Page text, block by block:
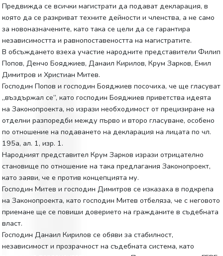
Предвижда се всички магистрати да подават декларация, в
която да се разкриват техните дейности и членства, а не само
за новоназначените, като така се цели да се гарантира
независимостта и равнопоставеността на магистратите.
В обсъждането взеха участие народните представители Филип
Попов, Денчо Бояджиев, Данаил Кирилов, Крум Зарков, Емил
Димитров и Христиан Митев.
Господин Попов и господин Бояджиев посочиха, че ще гласуват
„въздържал се”, като господин Бояджиев приветства идеята
на Законопроекта, но изрази необходимост от прецизиране на
отделни разпоредби между първо и второ гласуване, особено
по отношение на подаването на декларация на лицата по чл.
195а, ал. 1, изр. 1.
Народният представител Крум Зарков изрази отрицателно
становище по отношение на така предлагания Законопроект,
като заяви, че е против концепцията му.
Господин Митев и господин Димитров се изказаха в подкрепа
на Законопроекта, като господин Митев отбеляза, че с неговото
приемане ще се повиши доверието на гражданите в съдебната
власт.
Господин Данаил Кирилов се обяви за стабилност,
независимост и прозрачност на съдебната система, като